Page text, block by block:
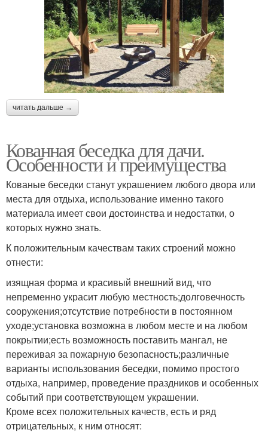
читать дальше →
Кованная беседка для дачи.
Особенности и преимущества
Кованые беседки станут украшением любого двора или
места для отдыха, использование именно такого
материала имеет свои достоинства и недостатки, о
которых нужно знать.
К положительным качествам таких строений можно
отнести:
изящная форма и красивый внешний вид, что
непременно украсит любую местность;долговечность
сооружения;отсутствие потребности в постоянном
уходе;установка возможна в любом месте и на любом
покрытии;есть возможность поставить мангал, не
переживая за пожарную безопасность;различные
варианты использования беседки, помимо простого
отдыха, например, проведение праздников и особенных
событий при соответствующем украшении.
Кроме всех положительных качеств, есть и ряд
отрицательных, к ним относят: